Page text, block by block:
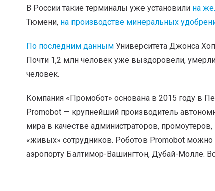
В России такие терминалы уже установили на
Тюмени, на производстве минеральных
По последним данным Университета Джонса
Почти 1,2 млн человек уже выздоровели,
человек.
Компания «Промобот» основана в 2015 году в
Promobot — крупнейший производитель
мира в качестве администраторов,
«живых» сотрудников. Роботов Promobot
аэропорту Балтимор-Вашингтон, Дубай-Молле.